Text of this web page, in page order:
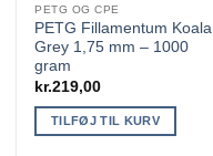
PETG OG CPE
PETG Fillamentum Koala
Grey 1,75 mm – 1000
gram
kr.219,00
TILFØJ TIL KURV